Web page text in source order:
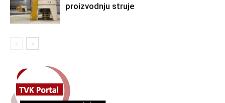
proizvodnju struje